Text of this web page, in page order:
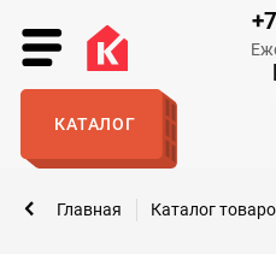
КАТАЛОГ
Главная Каталог